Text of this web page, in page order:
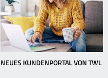
NEUES KUNDENPORTAL VON TWL